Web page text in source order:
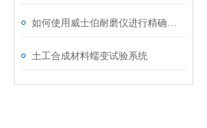
土工合成材料蠕变试验系统